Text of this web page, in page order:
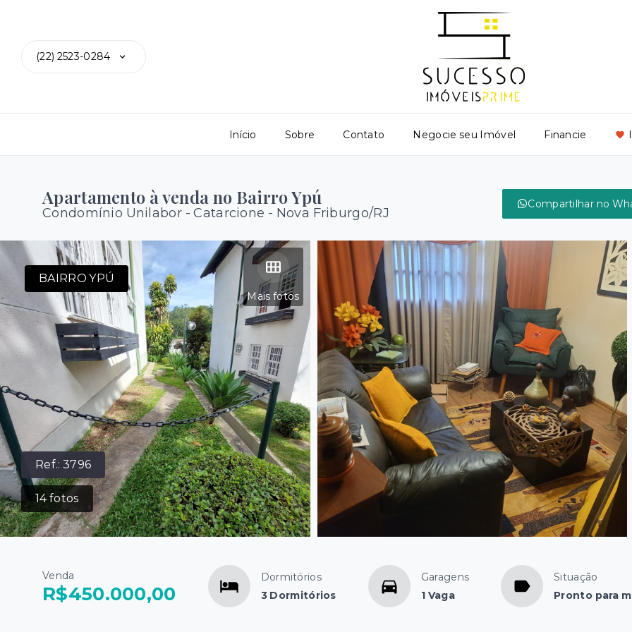
(22) 2523-0284
Início Sobre Contato Negocie seu Imóvel Financie
Apartamento à venda no Bairro Ypú
Condomínio Unilabor -Catarcione - Nova Friburgo/RJ
Compartilhar no
Ref.:3796
14fotos
Mais fotos
BAIRRO YPÚ
Venda
R$450.000,00
Dormitórios
3 Dormitórios
Garagens
1 Vaga
Situação
Pronto para